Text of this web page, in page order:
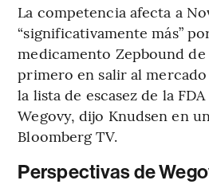
La competencia afecta a
“significativamente más”
medicamento Zepbound
primero en salir al
la lista de escasez de la
Wegovy, dijo Knudsen en
Bloomberg TV.
Perspectivas de